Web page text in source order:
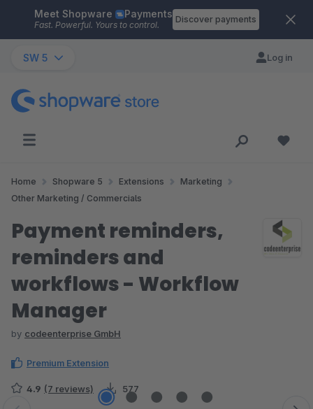
Skip to main content
Meet Shopware Payments
Fast. Powerful. Yours to control.
Discover payments
SW 5 Log in
Home Shopware 5 Extensions
Marketing
Other Marketing / Commercials
Payment reminders,
reminders and
workflows - Workflow
Manager
by codeenterprise GmbH
Premium Extension
4.9 (7 reviews) 577